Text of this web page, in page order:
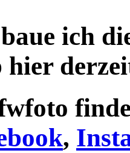
ich
hier
,